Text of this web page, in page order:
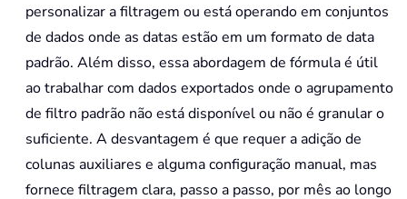
personalizar a filtragem ou está operando em conjuntos
de dados onde as datas estão em um formato de data
padrão. Além disso, essa abordagem de fórmula é útil
ao trabalhar com dados exportados onde o agrupamento
de filtro padrão não está disponível ou não é granular o
suficiente. A desvantagem é que requer a adição de
colunas auxiliares e alguma configuração manual, mas
fornece filtragem clara, passo a passo, por mês ao longo